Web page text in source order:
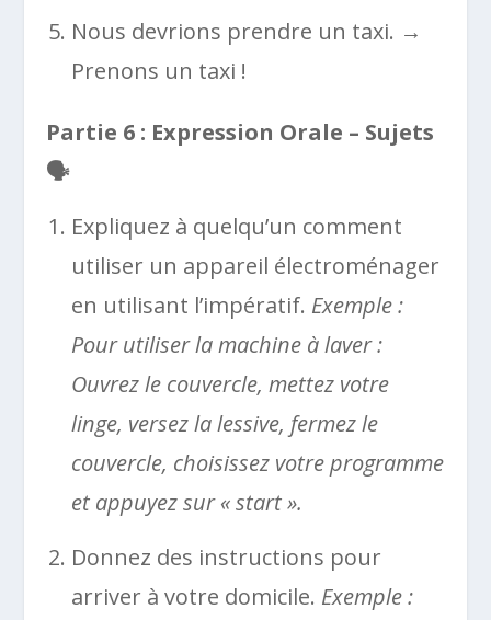
Nous devrions prendre un taxi. →
Prenons un taxi !
Partie 6 : Expression Orale – Sujets
🗣️
Expliquez à quelqu’un comment
utiliser un appareil électroménager
en utilisant l’impératif. Exemple :
Pour utiliser la machine à laver :
Ouvrez le couvercle, mettez votre
linge, versez la lessive, fermez le
couvercle, choisissez votre programme
et appuyez sur « start ».
Donnez des instructions pour
arriver à votre domicile. Exemple :